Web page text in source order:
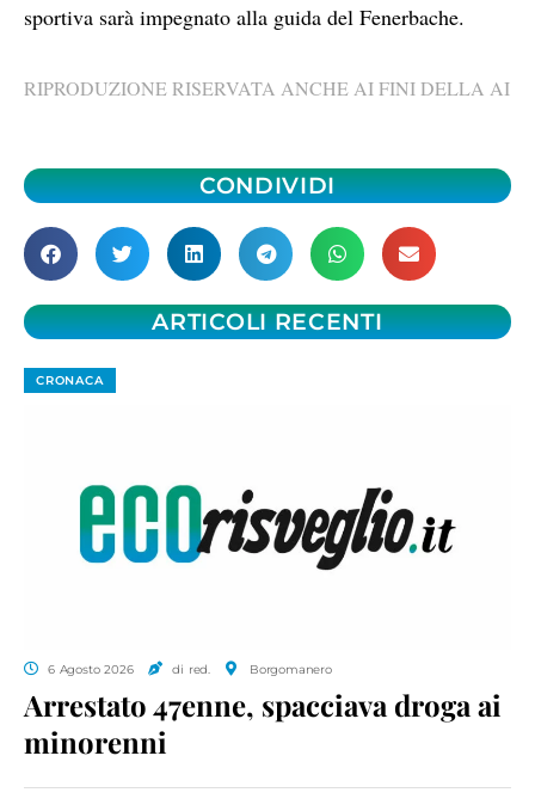
sportiva sarà impegnato alla guida del Fenerbache.
RIPRODUZIONE RISERVATA ANCHE AI FINI DELLA AI
CONDIVIDI
ARTICOLI RECENTI
CRONACA
6 Agosto 2026 di red. Borgomanero
Arrestato 47enne, spacciava droga ai
minorenni